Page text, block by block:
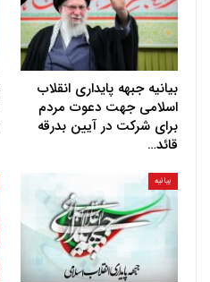
بیانیه جبهه پایداری انقلاب
اسلامی جهت دعوت مردم
برای شرکت در آیین بدرقه
قائد…
بیانیه